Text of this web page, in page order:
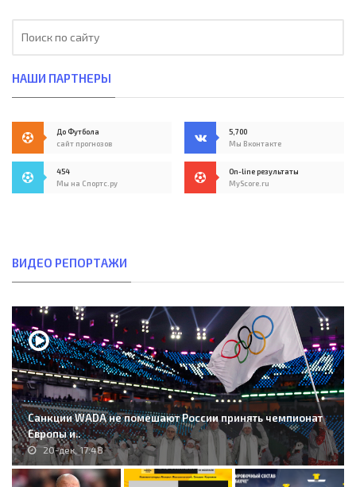
НАШИ ПАРТНЕРЫ
До Футбола
сайт прогнозов
5,700
Мы Вконтакте
454
Мы на Спортс.ру
On-line результаты
MyScore.ru
ВИДЕО РЕПОРТАЖИ
Санкции WADA не помешают России принять чемпионат
Европы и..
20-дек, 17:48